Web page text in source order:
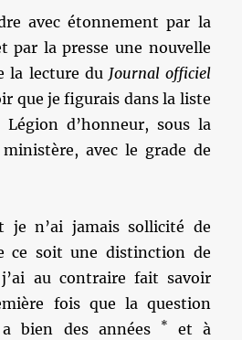
avec étonnement par la
par la presse une nouvelle
la lecture du Journal officiel
que je figurais dans la liste
d’honneur, sous la
avec le grade de
je n’ai jamais sollicité de
ce soit une distinction de
au contraire fait savoir
fois que la question
bien des années
*
et à